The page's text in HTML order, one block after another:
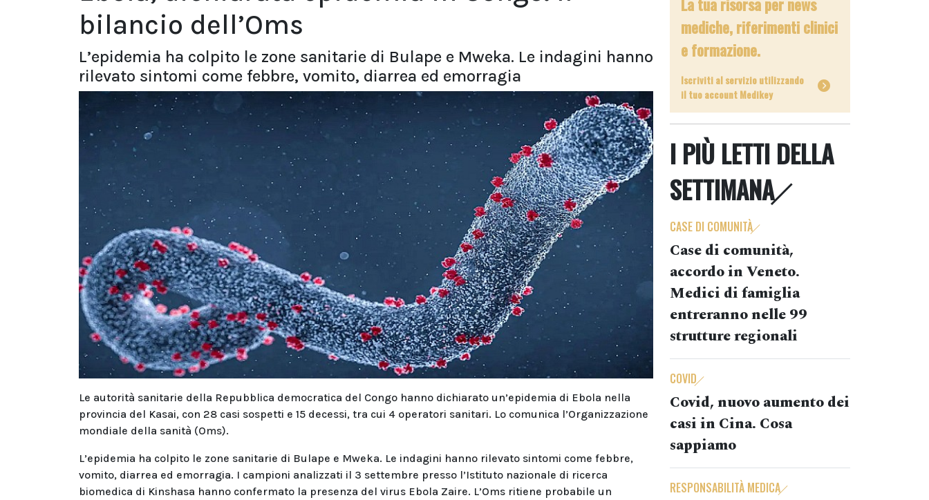
bilancio dell’Oms
L’epidemia ha colpito le zone sanitarie di Bulape e Mweka. Le indagini hanno
rilevato sintomi come febbre, vomito, diarrea ed emorragia
Le autorità sanitarie della Repubblica democratica del Congo hanno dichiarato un’epidemia di Ebola nella
provincia del Kasai, con 28 casi sospetti e 15 decessi, tra cui 4 operatori sanitari. Lo comunica l’Organizzazione
mondiale della sanità (Oms).
L’epidemia ha colpito le zone sanitarie di Bulape e Mweka. Le indagini hanno rilevato sintomi come febbre,
vomito, diarrea ed emorragia. I campioni analizzati il 3 settembre presso l’Istituto nazionale di ricerca
biomedica di Kinshasa hanno confermato la presenza del virus Ebola Zaire. L’Oms ritiene probabile un
mediche, riferimenti clinici
e formazione.
Iscriviti al servizio utilizzando
il tuo account Medikey
I PIÙ LETTI DELLA
SETTIMANA
CASE DI COMUNITÀ
Case di comunità,
accordo in Veneto.
Medici di famiglia
entreranno nelle 99
strutture regionali
COVID
Covid, nuovo aumento dei
casi in Cina. Cosa
sappiamo
RESPONSABILITÀ MEDICA